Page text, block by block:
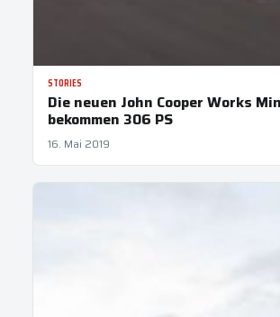
STORIES
Die neuen John Cooper Works
bekommen 306 PS
16. Mai 2019